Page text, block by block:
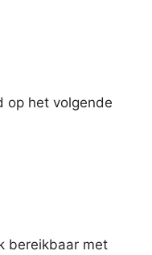
op het volgende
bereikbaar met